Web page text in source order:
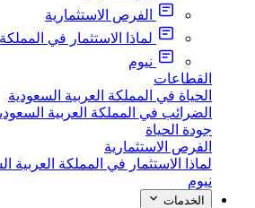
الفرص الاستثمارية
لماذا الاستثمار في
نيوم
القطاعات
الحياة في المملكة العربية السعودية
الضرائب في المملكة العربية
جودة الحياة
الفرص الاستثمارية
لماذا الاستثمار في المملكة العربية
نيوم
الخدمات